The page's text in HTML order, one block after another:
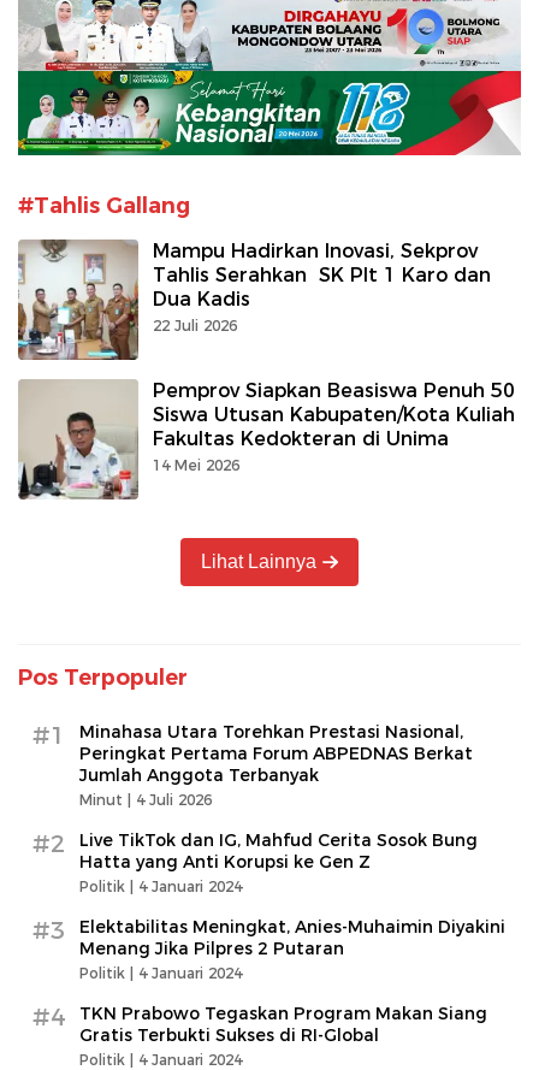
#Tahlis Gallang
Mampu Hadirkan Inovasi, Sekprov
Tahlis Serahkan SK Plt 1 Karo dan
Dua Kadis
22 Juli 2026
Pemprov Siapkan Beasiswa Penuh 50
Siswa Utusan Kabupaten/Kota Kuliah
Fakultas Kedokteran di Unima
14 Mei 2026
Lihat Lainnya
Pos Terpopuler
#1
Minahasa Utara Torehkan Prestasi Nasional,
Peringkat Pertama Forum ABPEDNAS Berkat
Jumlah Anggota Terbanyak
Minut | 4 Juli 2026
#2
Live TikTok dan IG, Mahfud Cerita Sosok Bung
Hatta yang Anti Korupsi ke Gen Z
Politik | 4 Januari 2024
#3
Elektabilitas Meningkat, Anies-Muhaimin Diyakini
Menang Jika Pilpres 2 Putaran
Politik | 4 Januari 2024
#4
TKN Prabowo Tegaskan Program Makan Siang
Gratis Terbukti Sukses di RI-Global
Politik | 4 Januari 2024